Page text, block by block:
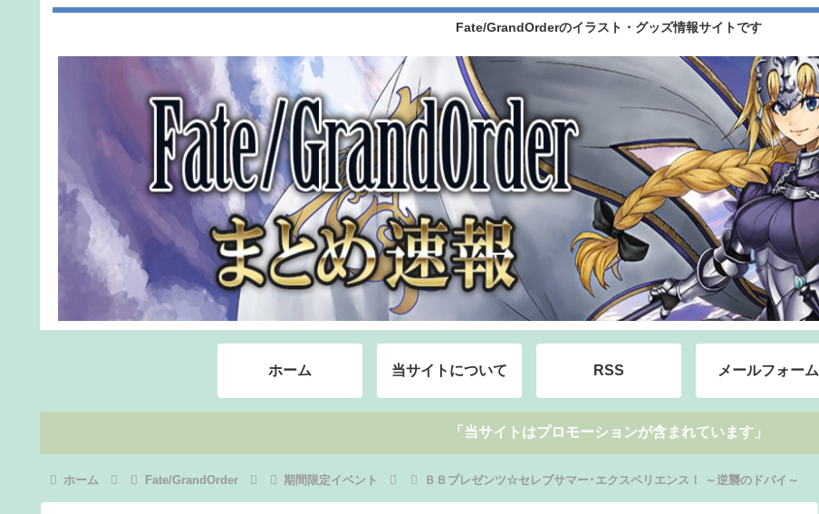
Fate/GrandOrderのイラスト・グッズ情報サイトです
ホーム 当サイトについて RSS メールフォーム
「当サイトはプロモーションが含まれています」
ホーム Fate/GrandOrder 期間限定イベント ＢＢプレゼンツ☆セレブサマー･エクスペリエンス！ ～逆襲のドバイ～